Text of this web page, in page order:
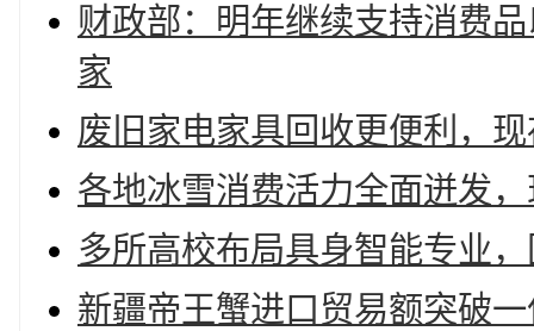
财政部：明年继续支持消费
家
废旧家电家具回收更便利，
各地冰雪消费活力全面迸发
多所高校布局具身智能专业
新疆帝王蟹进口贸易额突破